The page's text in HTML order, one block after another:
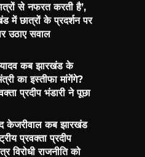
से नफरत करती है’,
में छात्रों के प्रदर्शन पर
उठाए सवाल
कब झारखंड के
का इस्तीफा मांगेंगे?
प्रदीप भंडारी ने पूछा
केजरीवाल कब झारखंड
प्रवक्ता प्रदीप
विरोधी राजनीति को